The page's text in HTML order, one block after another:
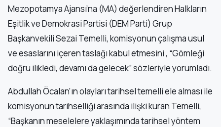
Mezopotamya Ajansı’na (MA) değerlendiren Halkların
Eşitlik ve Demokrasi Partisi (DEM Parti) Grup
Başkanvekili Sezai Temelli, komisyonun çalışma usul
ve esaslarını içeren taslağı kabul etmesini , “Gömleği
doğru ilikledi, devamı da gelecek” sözleriyle yorumladı.
Abdullah Öcalan’ın olayları tarihsel temelli ele alması ile
komisyonun tarihselliği arasında ilişki kuran Temelli,
“Başkanın meselelere yaklaşımında tarihsel yöntem